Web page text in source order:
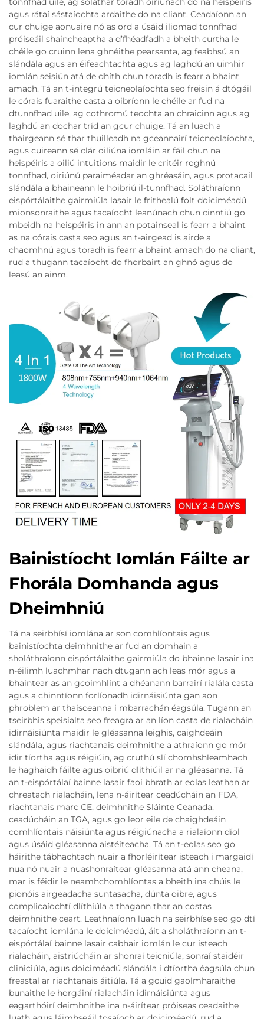
agus rátaí sástaíochta ardaithe do na cliant. Ceadaíonn an
cur chuige aonuaire nó as ord a úsáid iliomad tonnfhad
próiseáil shaincheaptha a d’fhéadfadh a bheith curtha le
chéile go cruinn lena ghnéithe pearsanta, ag feabhsú an
slándála agus an éifeachtachta agus ag laghdú an uimhir
iomlán seisiún atá de dhíth chun toradh is fearr a bhaint
amach. Tá an t-integrú teicneolaíochta seo freisin á dtógáil
le córais fuaraithe casta a oibríonn le chéile ar fud na
dtunnfhad uile, ag cothromú teochta an chraicinn agus ag
laghdú an dochar tríd an gcur chuige. Tá an luach a
thairgeann sé thar thuilleadh na gceannairí teicneolaíochta,
agus cuireann sé clár oiliúna iomláin ar fáil chun na
heispéiris a oiliú intuitions maidir le critéir roghnú
tonnfhad, oiriúnú paraiméadar an ghréasáin, agus protacail
slándála a bhaineann le hoibriú il-tunnfhad. Soláthraíonn
eispórtálaithe gairmiúla lasair le frithealú folt doiciméadú
mionsonraithe agus tacaíocht leanúnach chun cinntiú go
mbeidh na heispéiris in ann an potainseal is fearr a bhaint
as na córais casta seo agus an t-airgead is airde a
chaomhnú agus toradh is fearr a bhaint amach do na cliant,
rud a thugann tacaíocht do fhorbairt an ghnó agus do
leasú an ainm.
Bainistíocht Iomlán Fáilte ar
Fhorála Domhanda agus
Dheimhniú
Tá na seirbhísí iomlána ar son comhlíontais agus
bainistíochta deimhnithe ar fud an domhain a
sholáthraíonn eispórtálaithe gairmiúla do bhainne lasair ina
n-éilimh luachmhar nach dtugann ach leas mór agus a
bhaintear as an gcoimhlint a dhéanann barrairí rialála casta
agus a chinntíonn forlíonadh idirnáisiúnta gan aon
phroblem ar thaisceanna i mbarrachán éagsúla. Tugann an
tseirbhis speisialta seo freagra ar an líon casta de rialacháin
idirnáisiúnta maidir le gléasanna leighis, caighdeáin
slándála, agus riachtanais deimhnithe a athraíonn go mór
idir tíortha agus réigiúin, ag cruthú slí chomhshleamhach
le haghaidh fáilte agus oibriú dlíthiúil ar na gléasanna. Tá
an t-eispórtálaí bainne lasair faoi bhrath ar eolas leathan ar
chreatach rialacháin, lena n-áirítear ceadúcháin an FDA,
riachtanais marc CE, deimhnithe Sláinte Ceanada,
ceadúcháin an TGA, agus go leor eile de chaighdeáin
comhlíontais náisiúnta agus réigiúnacha a rialaíonn díol
agus úsáid gléasanna aistéiteacha. Tá an t-eolas seo go
háirithe tábhachtach nuair a fhorléirítear isteach i margaidí
nua nó nuair a nuashonraítear gléasanna atá ann cheana,
mar is féidir le neamhchomhlíontas a bheith ina chúis le
pionóis airgeadacha suntasacha, dúnta oibre, agus
complicaíochtí dlíthiúla a thagann thar an costas
deimhnithe ceart. Leathnaíonn luach na seirbhíse seo go dtí
tacaíocht iomlána le doiciméadú, áit a sholáthraíonn an t-
eispórtálaí bainne lasair cabhair iomlán le cur isteach
rialacháin, aistriúcháin ar shonraí teicniúla, sonraí staidéir
cliniciúla, agus doiciméadú slándála i dtíortha éagsúla chun
freastal ar riachtanais áitiúla. Tá a gcuid gaolmharaithe
bunaithe le horgáiní rialacháin idirnáisiúnta agus
eagarthóirí deimhnithe ina n-áirítear próiseas ceadaithe